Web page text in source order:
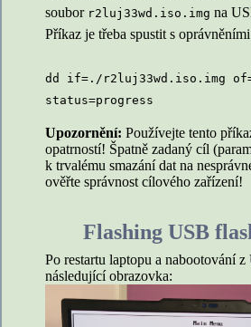
soubor r2luj33wd.iso.img na
Příkaz je třeba spustit s
dd if=./r2luj33wd.iso.img
status=progress
Upozornění: Používejte tento
opatrností! Špatně zadaný cíl
k trvalému smazání dat na
ověřte správnost cílového zařízení!
Flashing USB
Po restartu laptopu a nabootování
následující obrazovka: